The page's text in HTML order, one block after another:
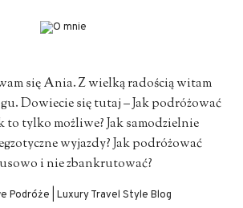
się Ania. Z wielką radością witam
Dowiecie się tutaj – Jak podróżować
to tylko możliwe? Jak samodzielnie
wyjazdy? Jak podróżować
i nie zbankrutować?